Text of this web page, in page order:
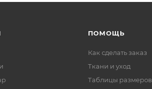
ПОМОЩЬ
Как сделать заказ
Ткани и уход
Таблицы размеров